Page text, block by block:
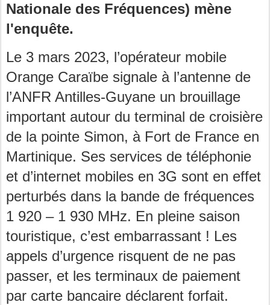
Nationale des Fréquences) mène
l'enquête.
Le 3 mars 2023, l’opérateur mobile
Orange Caraïbe signale à l’antenne de
l’ANFR Antilles-Guyane un brouillage
important autour du terminal de croisière
de la pointe Simon, à Fort de France en
Martinique. Ses services de téléphonie
et d’internet mobiles en 3G sont en effet
perturbés dans la bande de fréquences
1 920 – 1 930 MHz. En pleine saison
touristique, c’est embarrassant ! Les
appels d’urgence risquent de ne pas
passer, et les terminaux de paiement
par carte bancaire déclarent forfait.